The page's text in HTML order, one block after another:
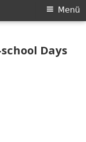
Menü
Days